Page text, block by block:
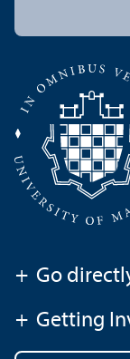
+ Go
+ Getting